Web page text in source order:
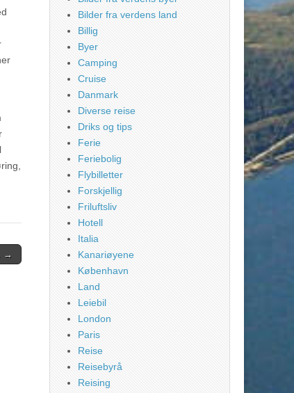
→
Bilder fra verdens land
Billig
Byer
Camping
Cruise
Danmark
Diverse reise
Driks og tips
Ferie
Feriebolig
Flybilletter
Forskjellig
Friluftsliv
Hotell
Italia
Kanariøyene
København
Land
Leiebil
London
Paris
Reise
Reisebyrå
Reising